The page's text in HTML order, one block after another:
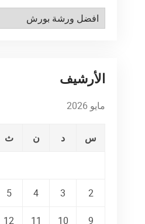
التصنيفات
الأرشيف
مايو 2026
س د ن ث
2
3
4
5
9
10
11
12